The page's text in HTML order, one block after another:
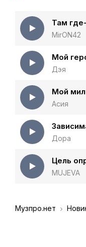
Там
MirON42
Мой
Дэя
Асия
Дора
Цель
MUJEVA
Музпро.нет